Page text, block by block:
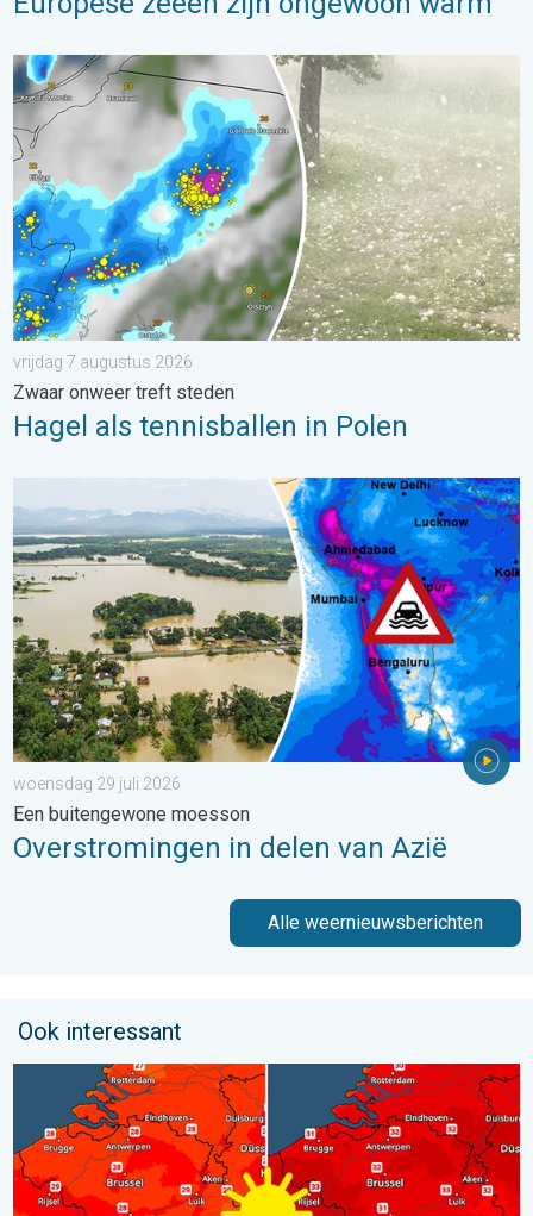
Hagel als tennisballen in Polen. Zwaar onweer treft steden. . .
vrijdag 7 augustus 2026
Zwaar onweer treft steden
Hagel als tennisballen in Polen
Overstromingen in delen van Azië. Een buitengewone
woensdag 29 juli 2026
Een buitengewone moesson
Overstromingen in delen van Azië
Alle weernieuwsberichten
Ook interessant
Volop zon en zomerse warmte. Weekendweer. . . donderdag